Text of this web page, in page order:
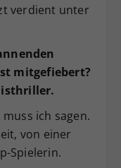
verdient unter
mitgefiebert?
ich sagen.
von einer
Spielerin.